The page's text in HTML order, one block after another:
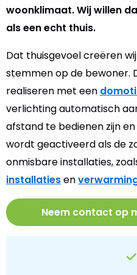
woonklimaat. Wij willen
als een echt thuis.
Dat thuisgevoel creëren
stemmen op de bewoner.
realiseren met een
verlichting automatisch
afstand te bedienen zijn
wordt geactiveerd als de
onmisbare installaties,
installatiesen
Neem contact op